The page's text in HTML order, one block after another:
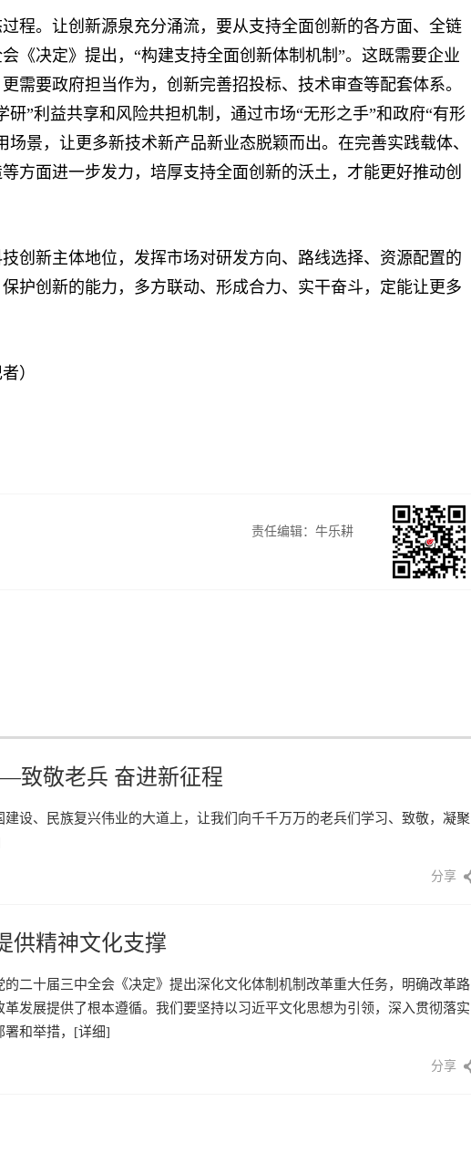
。让创新源泉充分涌流，要从支持全面创新的各方面、全链
《决定》提出，“构建支持全面创新体制机制”。这既需要企业
需要政府担当作为，创新完善招投标、技术审查等配套体系。
研”利益共享和风险共担机制，通过市场“无形之手”和政府“有形
场景，让更多新技术新产品新业态脱颖而出。在完善实践载体、
方面进一步发力，培厚支持全面创新的沃土，才能更好推动创
新主体地位，发挥市场对研发方向、路线选择、资源配置的
护创新的能力，多方联动、形成合力、实干奋斗，定能让更多
）
责任编辑：牛乐耕
致敬老兵 奋进新征程
设、民族复兴伟业的大道上，让我们向千千万万的老兵们学习、致敬，凝聚
分享
供精神文化支撑
二十届三中全会《决定》提出深化文化体制机制改革重大任务，明确改革路
发展提供了根本遵循。我们要坚持以习近平文化思想为引领，深入贯彻落实
和举措， [详细]
分享